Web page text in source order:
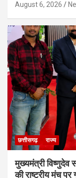
August 6, 2026
छत्तीसगढ़ राज्य
मुख्यमंत्री विष्णुदेव
की राष्ट्रीय मंच